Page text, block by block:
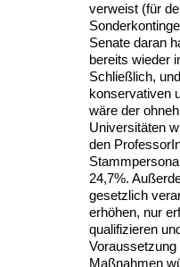
verweist (für
Senate daran
bereits wieder
Schließlich,
konservativen
wäre der
Universitäten
den
24,7%.
gesetzlich
erhöhen, nur
qualifizieren
Maßnahmen